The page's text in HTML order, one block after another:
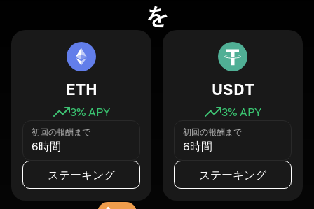
を
ETH
3% APY
初回の報酬まで
6時間
ステーキング
USDT
3% APY
初回の報酬まで
6時間
ステーキング